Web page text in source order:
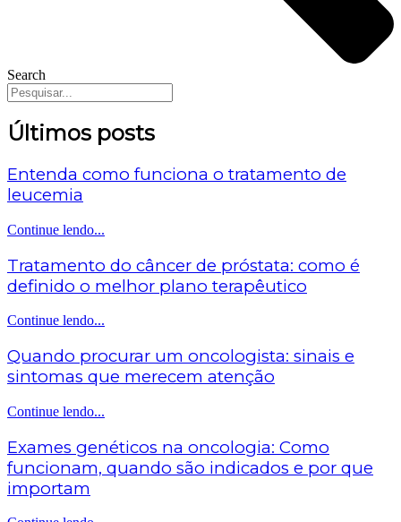
Search
Últimos posts
Entenda como funciona o tratamento de
leucemia
Continue lendo...
Tratamento do câncer de próstata: como é
definido o melhor plano terapêutico
Continue lendo...
Quando procurar um oncologista: sinais e
sintomas que merecem atenção
Continue lendo...
Exames genéticos na oncologia: Como
funcionam, quando são indicados e por que
importam